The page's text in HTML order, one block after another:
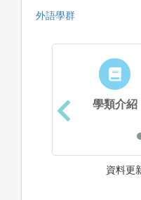
外語學群
學類介紹
資料更